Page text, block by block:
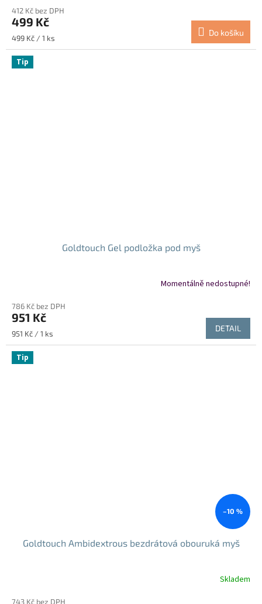
412 Kč bez DPH
499 Kč
Měrná
cena:
499 Kč / 1 ks
Do košíku
Tip
Goldtouch Gel podložka pod myš
produktu
je
5,0
z
5
hvězdiček.
Momentálně nedostupné!
786 Kč bez DPH
951 Kč
Měrná
cena:
951 Kč / 1 ks
DETAIL
Tip
–10 %
Goldtouch Ambidextrous bezdrátová obouruká myš
Skladem
743 Kč bez DPH